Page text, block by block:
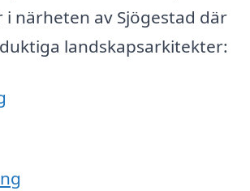
i närheten av Sjögestad där
landskapsarkitekter: